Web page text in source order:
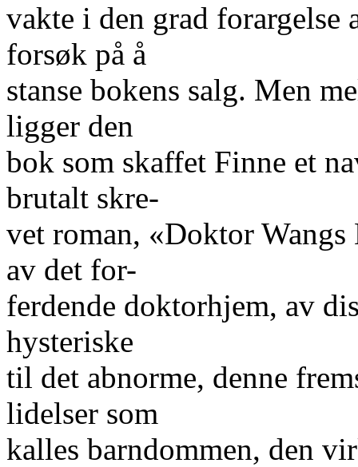
vakte i den grad
forsøk på å
stanse bokens salg. Men
ligger den
bok som skaffet Finne et
brutalt skre-
vet roman, «Doktor
av det for-
ferdende doktorhjem, av
hysteriske
til det abnorme, denne
lidelser som
kalles barndommen, den